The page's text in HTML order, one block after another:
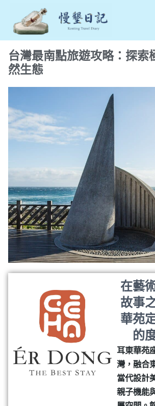
台灣最南點旅遊攻略：探索
然生態
在藝
故事
華苑
的
耳東華苑
灣，融合
當代設計
親子機能